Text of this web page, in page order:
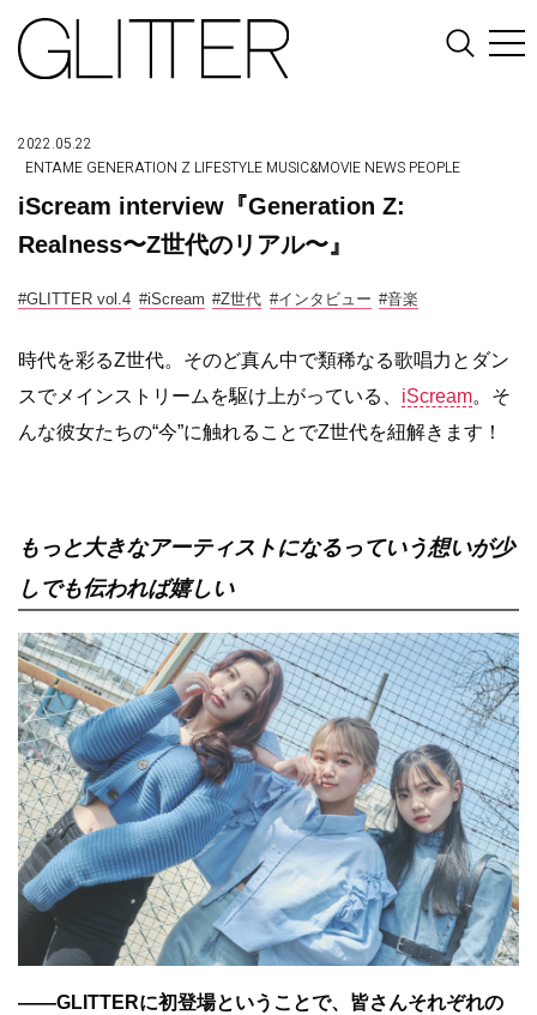
2022.05.22
ENTAME GENERATION Z LIFESTYLE MUSIC&MOVIE NEWS PEOPLE
iScream interview『Generation Z:
Realness〜Z世代のリアル〜』
#GLITTER vol.4 #iScream #Z世代 #インタビュー #音楽
時代を彩るZ世代。そのど真ん中で類稀なる歌唱力とダン
スでメインストリームを駆け上がっている、 iScream。そ
んな彼女たちの“今”に触れることでZ世代を紐解きます！
もっと大きなアーティストになるっていう想いが少
しでも伝われば嬉しい
――GLITTERに初登場ということで、皆さんそれぞれの